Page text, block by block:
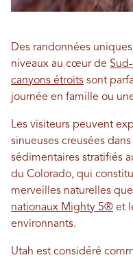
Des randonnées
niveaux au cœur de
canyons étroits sont
journée en famille ou
Les visiteurs peuvent
sinueuses creusées
sédimentaires stratifiés
du Colorado, qui
merveilles naturelles
nationaux Mighty 5® et
environnants.
Utah est considéré